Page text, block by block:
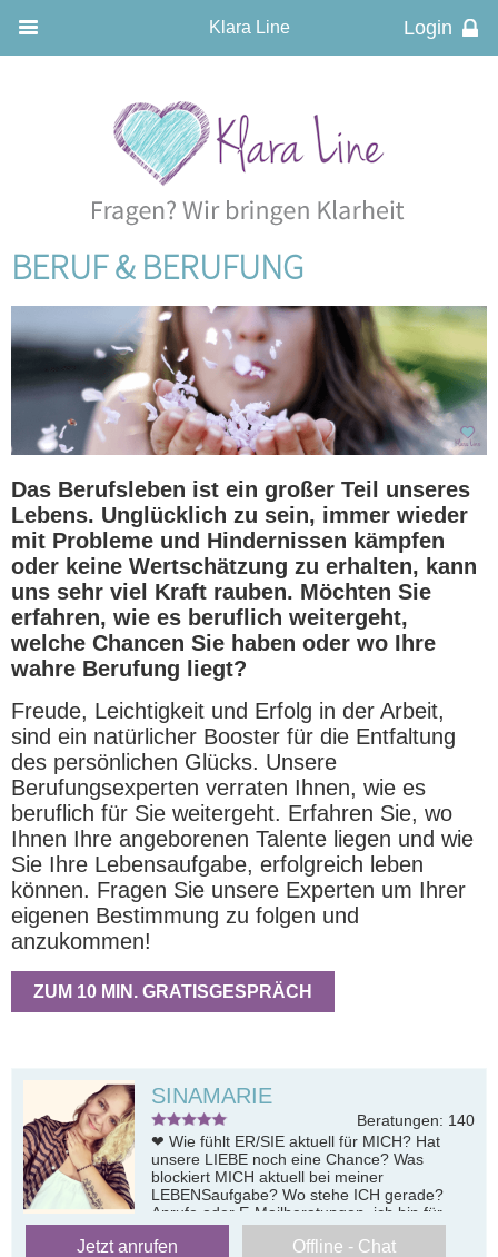
Klara Line
BERUF & BERUFUNG
Das Berufsleben ist ein großer Teil unseres
Lebens. Unglücklich zu sein, immer wieder
mit Probleme und Hindernissen kämpfen
oder keine Wertschätzung zu erhalten, kann
uns sehr viel Kraft rauben. Möchten Sie
erfahren, wie es beruflich weitergeht,
welche Chancen Sie haben oder wo Ihre
wahre Berufung liegt?
Freude, Leichtigkeit und Erfolg in der Arbeit,
sind ein natürlicher Booster für die Entfaltung
des persönlichen Glücks. Unsere
Berufungsexperten verraten Ihnen, wie es
beruflich für Sie weitergeht. Erfahren Sie, wo
Ihnen Ihre angeborenen Talente liegen und wie
Sie Ihre Lebensaufgabe, erfolgreich leben
können. Fragen Sie unsere Experten um Ihrer
eigenen Bestimmung zu folgen und
anzukommen!
ZUM 10 MIN. GRATISGESPRÄCH
SINAMARIE
Beratungen: 140
❤ Wie fühlt ER/SIE aktuell für MICH? Hat
unsere LIEBE noch eine Chance? Was
blockiert MICH aktuell bei meiner
LEBENSaufgabe? Wo stehe ICH gerade?
Anrufe oder E-Mailberatungen, ich bin für
EUCH da ❤
Jetzt anrufen Offline - Chat